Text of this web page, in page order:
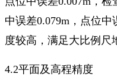
中误差0.079m ，点位中
度较高，满足大比例尺
4.2平面及高程精度